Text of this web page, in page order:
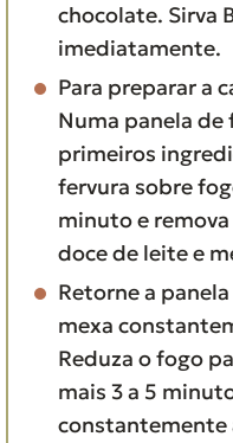
chocolate. Sirva
imediatamente.
Para preparar a
Numa panela
primeiros
fervura sobre
minuto e
doce de leite e
Retorne a
mexa
Reduza o fogo
mais 3 a 5
constantemente